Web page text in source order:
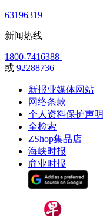
63196319
新闻热线
1800-7416388
或 92288736
新报业媒体网站
网络条款
个人资料保护声明
全检索
ZShop集品店
海峡时报
商业时报